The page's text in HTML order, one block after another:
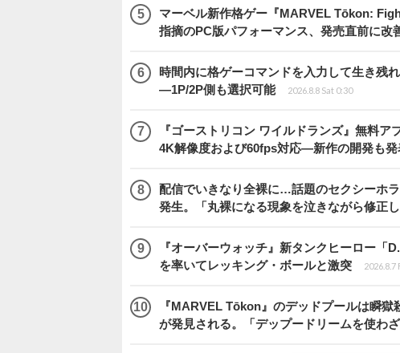
マーベル新作格ゲー『MARVEL Tōkon:
指摘のPC版パフォーマンス、発売直前に改
時間内に格ゲーコマンドを入力して生き残
―1P/2P側も選択可能
2026.8.8 Sat 0:30
『ゴーストリコン ワイルドランズ』無料
4K解像度および60fps対応―新作の開発も発
配信でいきなり全裸に…話題のセクシーホ
発生。「丸裸になる現象を泣きながら修正
『オーバーウォッチ』新タンクヒーロー
を率いてレッキング・ボールと激突
2026.8.7
『MARVEL Tōkon』のデッドプールは瞬
が発見される。「デップードリームを使わ